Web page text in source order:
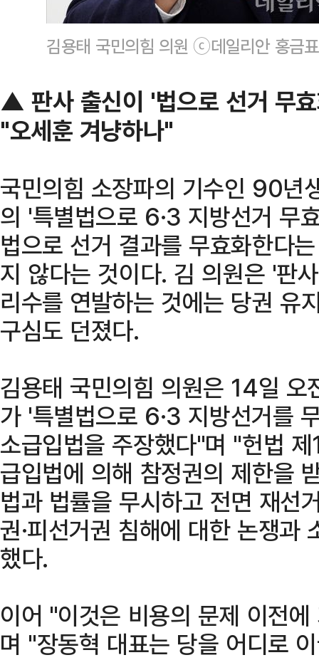
김용태 국민의힘 의원 ⓒ데일리안 홍금
▲ 판사 출신이 '법으로 선거 무
"오세훈 겨냥하나"
국민의힘 소장파의 기수인 90년
의 '특별법으로 6·3 지방선거 무
법으로 선거 결과를 무효화한다
지 않다는 것이다. 김 의원은 '판
리수를 연발하는 것에는 당권 유
구심도 던졌다.
김용태 국민의힘 의원은 14일
가 '특별법으로 6·3 지방선거를
소급입법을 주장했다"며 "헌법
급입법에 의해 참정권의 제한을
법과 법률을 무시하고 전면 재선
권·피선거권 침해에 대한 논쟁과
했다.
이어 "이것은 비용의 문제 이전
며 "장동혁 대표는 당을 어디로